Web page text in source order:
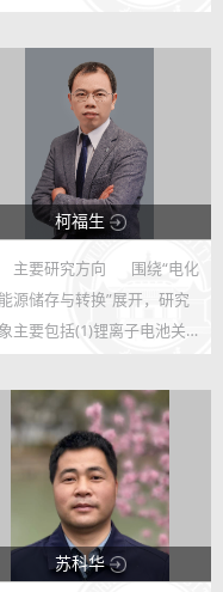
强化学习、大语言模型、统
计算、非参数统计。相关工作
表在包括Ann. Stat、Nat.
、J....
柯福生
123
247
主要研究方向 围绕“电化
源储存与转换”展开，研究
主要包括(1)锂离子电池关
研究其界面过程;(2)电化学
原氧化C1小分子，如CO2、
、CH4等，将电能和C1储存
苏科华